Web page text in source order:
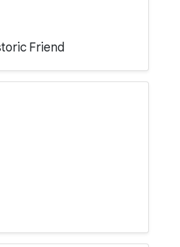
Friend